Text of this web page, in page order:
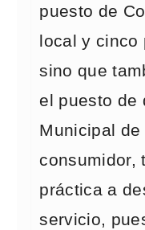
puesto de
local y cinco
sino que
el puesto de
Municipal
consumidor,
práctica a
servicio,